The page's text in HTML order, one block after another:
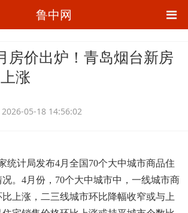
鲁中网
房价出炉！青岛烟台新房
涨
2026-05-18 14:56:02
计局发布4月全国70个大中城市商品住
。4月份，70个大中城市中，一线城市商
上涨，二三线城市环比降幅收窄或与上